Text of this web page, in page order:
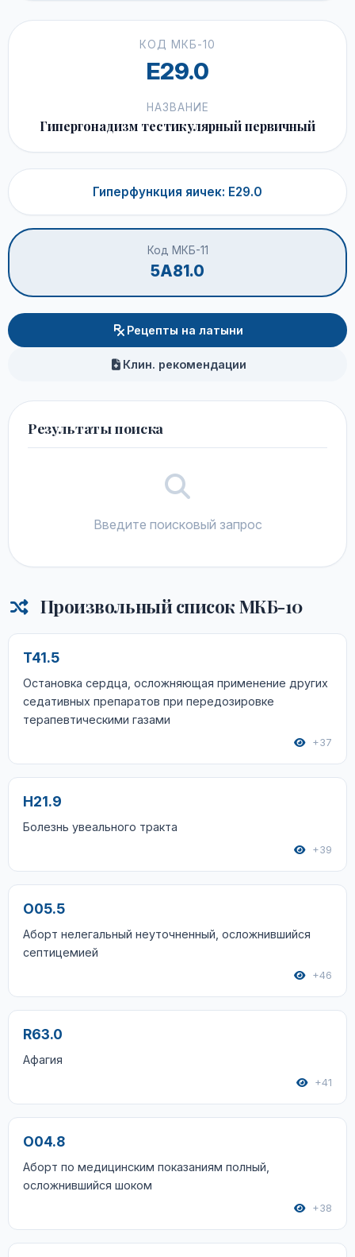
КОД МКБ-10
E29.0
НАЗВАНИЕ
Гипергонадизм тестикулярный первичный
Гиперфункция яичек: E29.0
Код МКБ-11
5A81.0
Рецепты на латыни
Клин. рекомендации
Результаты поиска
Введите поисковый запрос
Произвольный список МКБ-10
T41.5
Остановка сердца, осложняющая применение других
седативных препаратов при передозировке
терапевтическими газами
+37
H21.9
Болезнь увеального тракта
+39
O05.5
Аборт нелегальный неуточненный, осложнившийся
септицемией
+46
R63.0
Афагия
+41
O04.8
Аборт по медицинским показаниям полный,
осложнившийся шоком
+38